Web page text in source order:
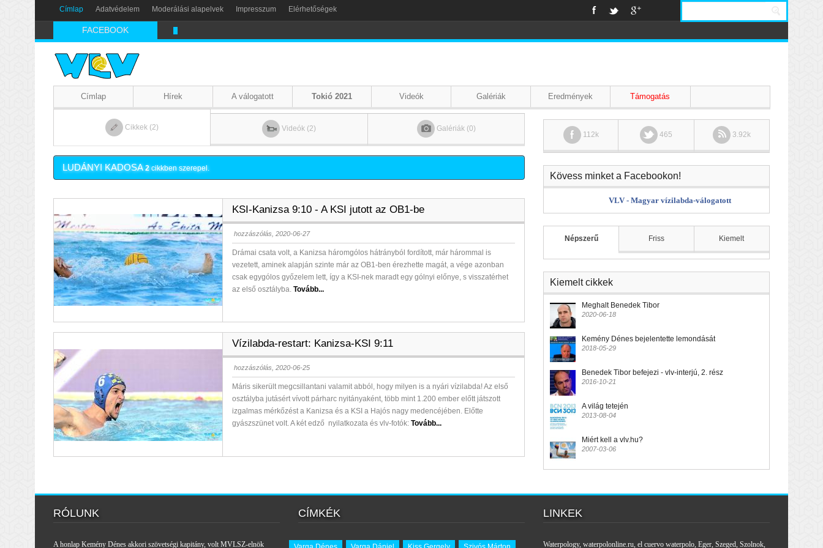
Címlap Adatvédelem Moderálási alapelvek Impresszum Elérhetőségek
FACEBOOK
Címlap Hírek A válogatott Tokió 2021 Videók Galériák Eredmények Támogatás
Cikkek (2) Videók (2) Galériák (0)
LUDÁNYI KADOSA 2cikkben szerepel.
KSI-Kanizsa 9:10 - A KSI jutott az OB1-be
hozzászólás, 2020-06-27
Drámai csata volt, a Kanizsa háromgólos hátrányból fordított, már hárommal is
vezetett, aminek alapján szinte már az OB1-ben érezhette magát, a vége azonban
csak egygólos győzelem lett, így a KSI-nek maradt egy gólnyi előnye, s visszatérhet
az első osztályba.Tovább...
Vízilabda-restart: Kanizsa-KSI 9:11
hozzászólás, 2020-06-25
Máris sikerült megcsillantani valamit abból, hogy milyen is a nyári vízilabda! Az első
osztályba jutásért vívott párharc nyitányaként, több mint 1.200 ember előtt játszott
izgalmas mérkőzést a Kanizsa és a KSI a Hajós nagy medencéjében. Előtte
gyászszünet volt. A két edző nyilatkozata és vlv-fotók:Tovább...
112k 465 3.92k
Kövess minket a Facebookon!
VLV - Magyar vízilabda-válogatott
Népszerű Friss Kiemelt
Kiemelt cikkek
Meghalt Benedek Tibor
2020-06-18
Kemény Dénes bejelentette lemondását
2018-05-29
Benedek Tibor befejezi - vlv-interjú, 2. rész
2016-10-21
A világ tetején
2013-08-04
Miért kell a vlv.hu?
2007-03-06
RÓLUNK
A honlap Kemény Dénes akkori szövetségi kapitány, volt MVLSZ-elnök
CÍMKÉK LINKEK
Waterpology, waterpolonline.ru, el cuervo waterpolo, Eger, Szeged, Szolnok,